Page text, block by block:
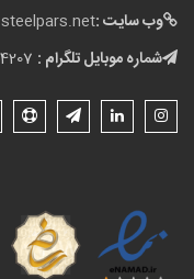
وب سایت :steelpars.net
شماره موبایل تلگرام :